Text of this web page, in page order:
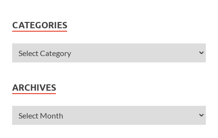
CATEGORIES
ARCHIVES